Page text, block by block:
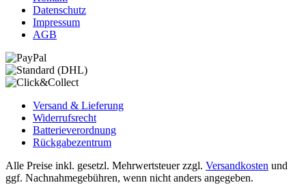
Datenschutz
Impressum
AGB
Versand & Lieferung
Widerrufsrecht
Batterieverordnung
Rückgabezentrum
Alle Preise inkl. gesetzl. Mehrwertsteuer zzgl. Versandkosten und
ggf. Nachnahmegebühren, wenn nicht anders angegeben.